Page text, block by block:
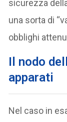
sicurezza
una sorta di
obblighi
Il nodo
apparati
Nel caso in